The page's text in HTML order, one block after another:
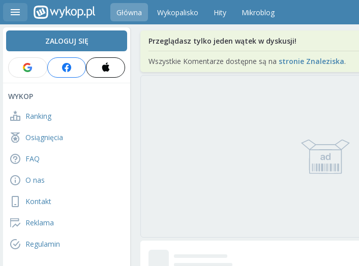
Główna Wykopalisko Hity Mikroblog
ZALOGUJ SIĘ
WYKOP
Ranking
Osiągnięcia
FAQ
O nas
Kontakt
Reklama
Regulamin
Przeglądasz tylko jeden wątek w dyskusji!
Wszystkie Komentarze dostępne są na stronie Znaleziska.